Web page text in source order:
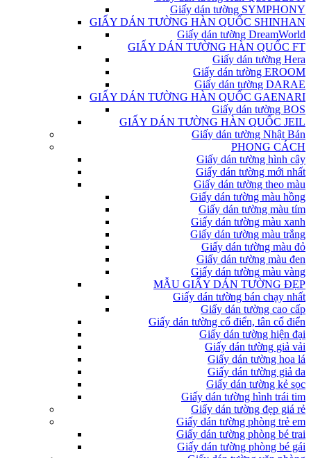
Giấy dán tường SYMPHONY
GIẤY DÁN TƯỜNG HÀN QUỐC SHINHAN
Giấy dán tường DreamWorld
GIẤY DÁN TƯỜNG HÀN QUỐC FT
Giấy dán tường Hera
Giấy dán tường EROOM
Giấy dán tường DARAE
GIẤY DÁN TƯỜNG HÀN QUỐC GAENARI
Giấy dán tường BOS
GIẤY DÁN TƯỜNG HÀN QUỐC JEIL
Giấy dán tường Nhật Bản
PHONG CÁCH
Giấy dán tường hình cây
Giấy dán tường mới nhất
Giấy dán tường theo màu
Giấy dán tường màu hồng
Giấy dán tường màu tím
Giấy dán tường màu xanh
Giấy dán tường màu trắng
Giấy dán tường màu đỏ
Giấy dán tường màu đen
Giấy dán tường màu vàng
MẪU GIẤY DÁN TƯỜNG ĐẸP
Giấy dán tường bán chạy nhất
Giấy dán tường cao cấp
Giấy dán tường cổ điển, tân cổ điển
Giấy dán tường hiện đại
Giấy dán tường giả vải
Giấy dán tường hoa lá
Giấy dán tường giả da
Giấy dán tường kẻ sọc
Giấy dán tường hình trái tim
Giấy dán tường đẹp giá rẻ
Giấy dán tường phòng trẻ em
Giấy dán tường phòng bé trai
Giấy dán tường phòng bé gái